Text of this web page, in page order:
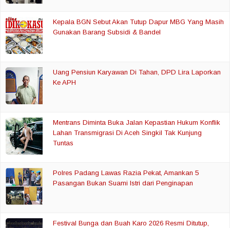
Kepala BGN Sebut Akan Tutup Dapur MBG Yang Masih
Gunakan Barang Subsidi & Bandel
Uang Pensiun Karyawan Di Tahan, DPD Lira Laporkan
Ke APH
Mentrans Diminta Buka Jalan Kepastian Hukum Konflik
Lahan Transmigrasi Di Aceh Singkil Tak Kunjung
Tuntas
Polres Padang Lawas Razia Pekat, Amankan 5
Pasangan Bukan Suami Istri dari Penginapan
Festival Bunga dan Buah Karo 2026 Resmi Ditutup,